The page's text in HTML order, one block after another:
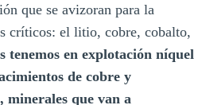
que se avizoran para la
críticos: el litio, cobre, cobalto,
tenemos en explotación níquel
de cobre y
minerales que van a